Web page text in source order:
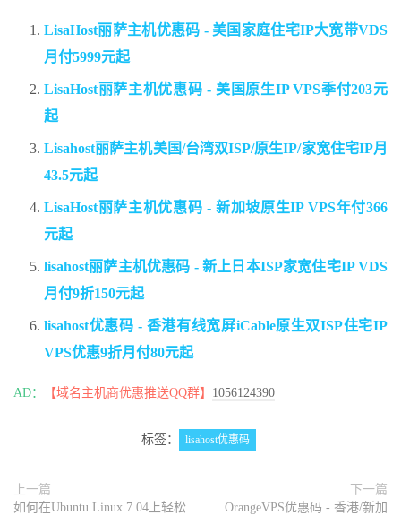
LisaHost丽萨主机优惠码 - 美国家庭住宅IP大宽带VDS
月付5999元起
LisaHost丽萨主机优惠码 - 美国原生IP VPS季付203元
起
Lisahost丽萨主机美国/台湾双ISP/原生IP/家宽住宅IP月
43.5元起
LisaHost丽萨主机优惠码 - 新加坡原生IP VPS年付366
元起
lisahost丽萨主机优惠码 - 新上日本ISP家宽住宅IP VDS
月付9折150元起
lisahost优惠码 - 香港有线宽屏iCable原生双ISP住宅IP
VPS优惠9折月付80元起
AD： 【域名主机商优惠推送QQ群】 1056124390
标签： lisahost优惠码
上一篇
如何在Ubuntu Linux 7.04上轻松
下一篇
OrangeVPS优惠码 - 香港/新加